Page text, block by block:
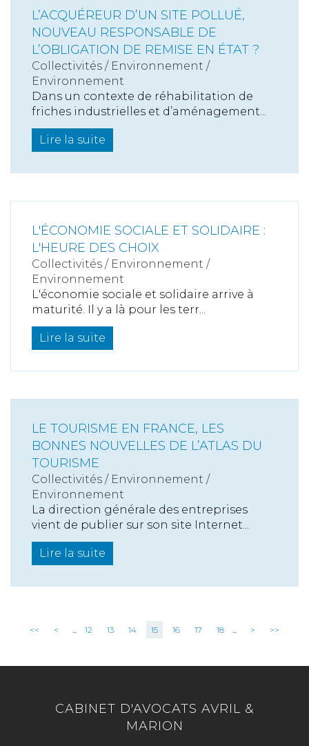
L’ACQUÉREUR D’UN SITE POLLUÉ,
NOUVEAU RESPONSABLE DE
L’OBLIGATION DE REMISE EN ÉTAT ?
Collectivités / Environnement /
Environnement
Dans un contexte de réhabilitation de
friches industrielles et d’aménagement...
Lire la suite
L'ÉCONOMIE SOCIALE ET SOLIDAIRE :
L'HEURE DES CHOIX
Collectivités / Environnement /
Environnement
L'économie sociale et solidaire arrive à
maturité. Il y a là pour les terr...
Lire la suite
LE TOURISME EN FRANCE, LES
BONNES NOUVELLES DE L’ATLAS DU
TOURISME
Collectivités / Environnement /
Environnement
La direction générale des entreprises
vient de publier sur son site Internet...
Lire la suite
<< < ... 12 13 14 15 16 17 18 ... > >>
CABINET D'AVOCATS AVRIL &
MARION